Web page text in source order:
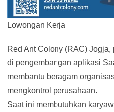
Lowongan Kerja
Red Ant Colony (RAC)
di pengembangan aplikasi
membantu beragam
mengkontrol perusahaan.
Saat ini membutuhkan